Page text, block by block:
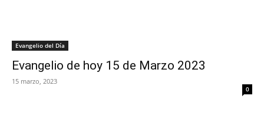
Evangelio del Día
Evangelio de hoy 15 de Marzo 2023
15 marzo, 2023
0